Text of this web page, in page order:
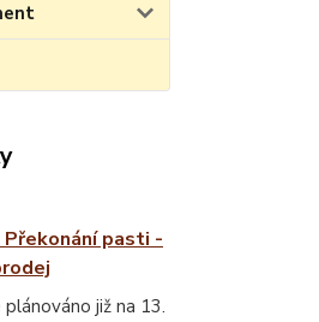
pasti -
již na 13.